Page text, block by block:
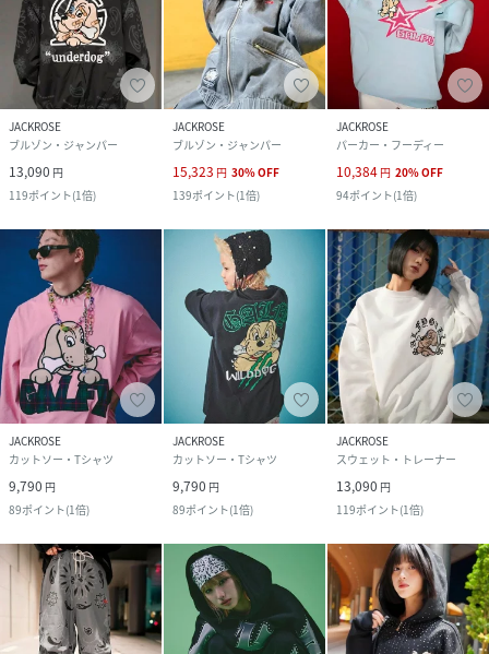
JACKROSE
ブルゾン・ジャンパー
13,090 円
119ポイント(1倍)
JACKROSE
ブルゾン・ジャンパー
15,323 円 30%OFF
139ポイント(1倍)
JACKROSE
パーカー・フーディー
10,384 円 20%OFF
94ポイント(1倍)
JACKROSE
カットソー・Tシャツ
9,790 円
89ポイント(1倍)
JACKROSE
カットソー・Tシャツ
9,790 円
89ポイント(1倍)
JACKROSE
スウェット・トレーナー
13,090 円
119ポイント(1倍)